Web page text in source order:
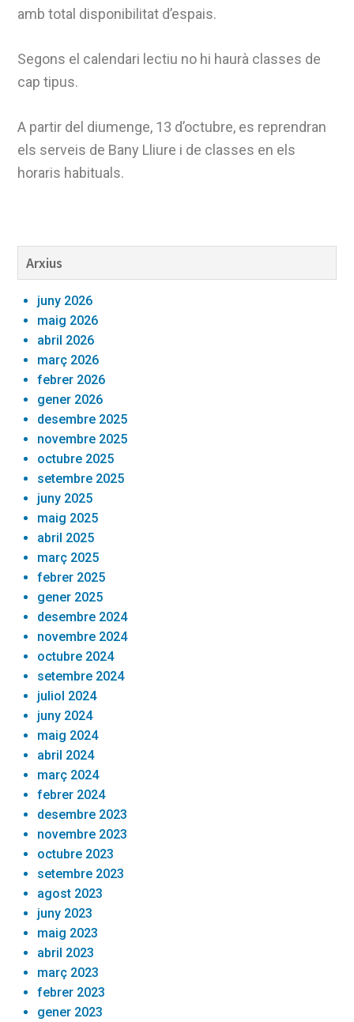
amb total disponibilitat d’espais.
Segons el calendari lectiu no hi haurà classes de
cap tipus.
A partir del diumenge, 13 d’octubre, es reprendran
els serveis de Bany Lliure i de classes en els
horaris habituals.
Barra
lateral
primària
Arxius
juny 2026
maig 2026
abril 2026
març 2026
febrer 2026
gener 2026
desembre 2025
novembre 2025
octubre 2025
setembre 2025
juny 2025
maig 2025
abril 2025
març 2025
febrer 2025
gener 2025
desembre 2024
novembre 2024
octubre 2024
setembre 2024
juliol 2024
juny 2024
maig 2024
abril 2024
març 2024
febrer 2024
desembre 2023
novembre 2023
octubre 2023
setembre 2023
agost 2023
juny 2023
maig 2023
abril 2023
març 2023
febrer 2023
gener 2023